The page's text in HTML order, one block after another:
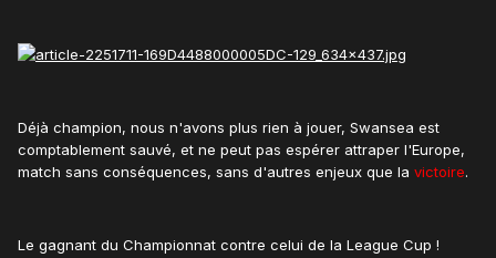
Déjà champion, nous n'avons plus rien à jouer, Swansea est
comptablement sauvé, et ne peut pas espérer attraper l'Europe,
match sans conséquences, sans d'autres enjeux que la victoire.
Le gagnant du Championnat contre celui de la League Cup !